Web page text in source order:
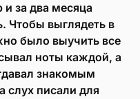
и за два месяца
Чтобы выглядеть в
было выучить все
ноты каждой, а
знакомым
слух писали для